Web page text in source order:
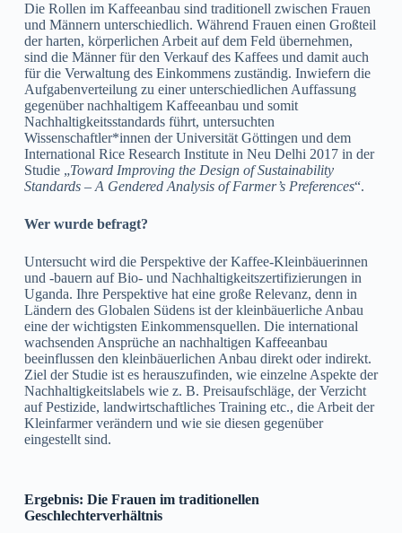
Die Rollen im Kaffeeanbau sind traditionell zwischen Frauen
und Männern unterschiedlich. Während Frauen einen Großteil
der harten, körperlichen Arbeit auf dem Feld übernehmen,
sind die Männer für den Verkauf des Kaffees und damit auch
für die Verwaltung des Einkommens zuständig. Inwiefern die
Aufgabenverteilung zu einer unterschiedlichen Auffassung
gegenüber nachhaltigem Kaffeeanbau und somit
Nachhaltigkeitsstandards führt, untersuchten
Wissenschaftler*innen der Universität Göttingen und dem
International Rice Research Institute in Neu Delhi 2017 in der
Studie „Toward Improving the Design of Sustainability
Standards – A Gendered Analysis of Farmer’s Preferences“.
Wer wurde befragt?
Untersucht wird die Perspektive der Kaffee-Kleinbäuerinnen
und -bauern auf Bio- und Nachhaltigkeitszertifizierungen in
Uganda. Ihre Perspektive hat eine große Relevanz, denn in
Ländern des Globalen Südens ist der kleinbäuerliche Anbau
eine der wichtigsten Einkommensquellen. Die international
wachsenden Ansprüche an nachhaltigen Kaffeeanbau
beeinflussen den kleinbäuerlichen Anbau direkt oder indirekt.
Ziel der Studie ist es herauszufinden, wie einzelne Aspekte der
Nachhaltigkeitslabels wie z. B. Preisaufschläge, der Verzicht
auf Pestizide, landwirtschaftliches Training etc., die Arbeit der
Kleinfarmer verändern und wie sie diesen gegenüber
eingestellt sind.
Ergebnis: Die Frauen im traditionellen
Geschlechterverhältnis